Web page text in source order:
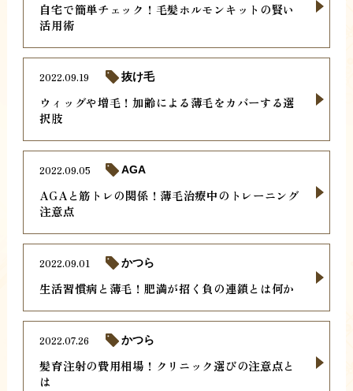
自宅で簡単チェック！毛髪ホルモンキットの賢い
活用術
ウィッグや増毛！加齢による薄毛をカバーする選
択肢
2022.09.19 抜け毛
AGAと筋トレの関係！薄毛治療中のトレーニング
注意点
2022.09.05 AGA
生活習慣病と薄毛！肥満が招く負の連鎖とは何か
2022.09.01 かつら
髪育注射の費用相場！クリニック選びの注意点と
は
2022.07.26 かつら